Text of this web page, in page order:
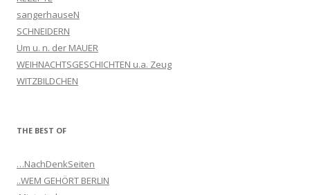
sangerhauseN
SCHNEIDERN
Um u. n. der MAUER
WEIHNACHTSGESCHICHTEN u.a. Zeug
WITZBILDCHEN
THE BEST OF
…NachDenkSeiten
..WEM GEHÖRT BERLIN